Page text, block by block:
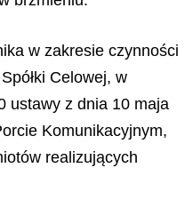
w zakresie czynności
Celowej, w
ustawy z dnia 10 maja
Komunikacyjnym,
realizujących